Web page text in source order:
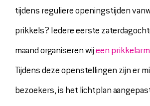
tijdens reguliere openingstijden
prikkels? Iedere eerste
maand organiseren wijeen
Tijdens deze openstellingen zijn er
bezoekers, is het lichtplan